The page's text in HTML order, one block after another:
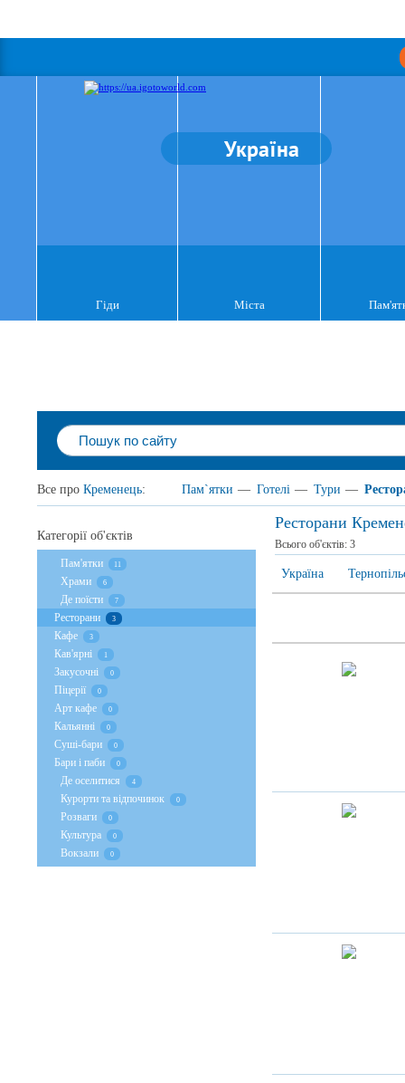
Україна
Гіди Міста
Все про Кременець: Пам`ятки — Готелі — Тури —
Ресторани
Всього об'єктів: 3
Україна
Категорії об'єктів
Пам'ятки 11
Храми 6
Де поїсти 7
Ресторани 3
Кафе 3
Кав'ярні 1
Закусочні 0
Піцерії 0
Арт кафе 0
Кальянні 0
Суші-бари 0
Бари і паби 0
Де оселитися 4
Курорти та відпочинок 0
Розваги 0
Культура 0
Вокзали 0